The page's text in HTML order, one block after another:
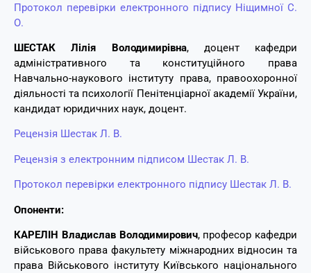
Протокол перевірки електронного підпису Ніщимної С.
О.
ШЕСТАКЛілія Володимирівна, доцент кафедри
адміністративного та конституційного права
Навчально-наукового інституту права, правоохоронної
діяльності та психології Пенітенціарної академії України,
кандидат юридичних наук, доцент.
Рецензія Шестак Л. В.
Рецензія з електронним підписом Шестак Л. В.
Протокол перевірки електронного підпису Шестак Л. В.
Опоненти:
КАРЕЛІН Владислав Володимирович, професор кафедри
військового права факультету міжнародних відносин та
права Військового інституту Київського національного